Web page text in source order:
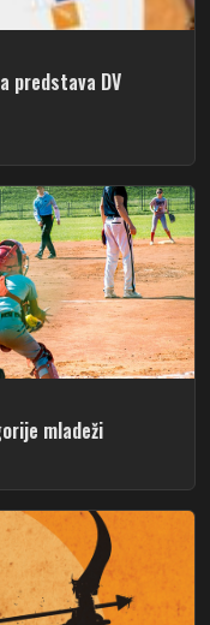
predstava DV
mladeži